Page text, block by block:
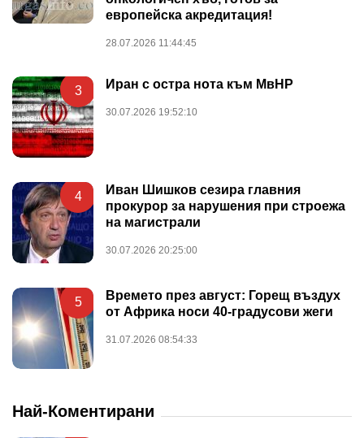
европейска акредитация!
28.07.2026 11:44:45
3 Иран с остра нота към МвНР
30.07.2026 19:52:10
4
Иван Шишков сезира главния
прокурор за нарушения при строежа
на магистрали
30.07.2026 20:25:00
5
Времето през август: Горещ въздух
от Африка носи 40-градусови жеги
31.07.2026 08:54:33
Най-Коментирани